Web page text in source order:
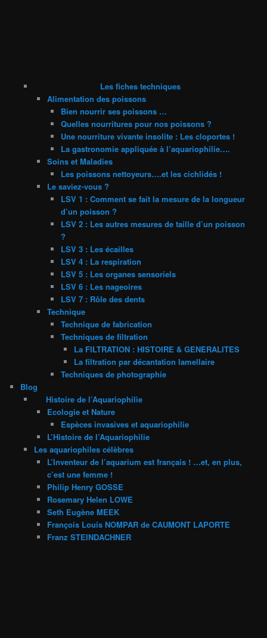
Les fiches techniques
Alimentation des poissons
Bien nourrir ses poissons …
Quelles nourritures pour nos poissons ?
Une nourriture vivante insolite : Les cloportes !
La gastronomie appliquée à l’aquariophilie….
Soins et Maladies
Les poissons nettoyeurs….et les cichlidés !
Le saviez-vous ?
LSV 1 : Comment se fait la mesure de la longueur
d’un poisson ?
LSV 2 : Les autres mesures de taille d’un poisson
?
LSV 3 : Les écailles
LSV 4 : La respiration
LSV 5 : Les organes sensoriels
LSV 6 : Les nageoires
LSV 7 : Rôle des dents
Technique
Technique de fabrication
Techniques de filtration
La FILTRATION : HISTOIRE & GENERALITES
La filtration par décantation lamellaire
Techniques de photographie
Blog
Histoire de l’Aquariophilie
Ecologie et Nature
Espèces invasives et aquariophilie
L’Histoire de l’Aquariophilie
Les aquariophiles célèbres
L’Inventeur de l’aquarium est français ! …et, en plus,
c’est une femme !
Philip Henry GOSSE
Rosemary Helen LOWE
Seth Eugène MEEK
François Louis NOMPAR de CAUMONT LAPORTE
Franz STEINDACHNER